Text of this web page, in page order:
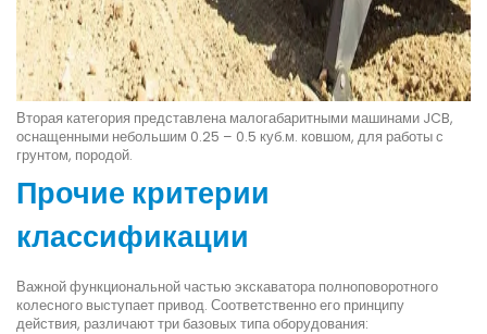
Вторая категория представлена малогабаритными машинами JCB,
оснащенными небольшим 0.25 – 0.5 куб.м. ковшом, для работы с
грунтом, породой.
Прочие критерии
классификации
Важной функциональной частью экскаватора полноповоротного
колесного выступает привод. Соответственно его принципу
действия, различают три базовых типа оборудования: